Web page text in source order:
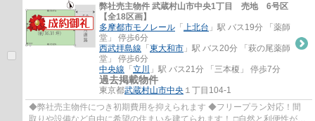
弊社売主物件 武蔵村山市中央1丁目 売地 6号区
【全18区画】
多摩都市モノレール 「 上北台 」駅 バス19分 「薬師
堂」 停歩6分
西武拝島線 「 東大和市 」駅 バス20分 「萩の尾薬師
堂」 停歩6分
中央線 「 立川 」駅 バス21分 「三本榎」 停歩7分
過去掲載物件
東京都武蔵村山市中央 １丁目104-1
◆弊社売主物件につき初期費用を抑えられます ◆フリープラン対応！間